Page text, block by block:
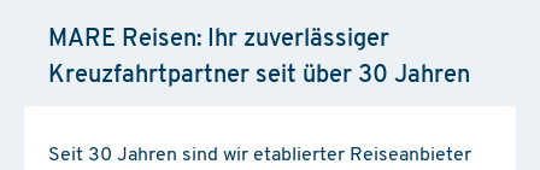
MARE Reisen: Ihr zuverlässiger
Kreuzfahrtpartner seit über 30 Jahren
Seit 30 Jahren sind wir etablierter Reiseanbieter